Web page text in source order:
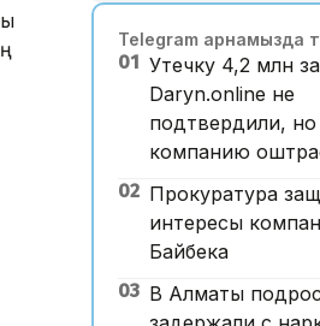
мен саяси
өзара іс-қимылын
16:35, 06 Тамыз 2026
Үлкен Алматы
автожолымен жүру
есе қымбаттайды
16:32, 06 Тамыз 2026
Тойдағы тілек қандай
керек? Этнограф
мәнін түсіндірді
Telegram арнамызда
01 Утечку 4,2 млн
Daryn.online не
подтвердили, но
компанию
02 Прокуратура
интересы
Байбека
03 В Алматы